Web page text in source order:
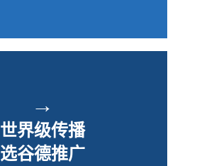
→
世界级传播
选谷德推广